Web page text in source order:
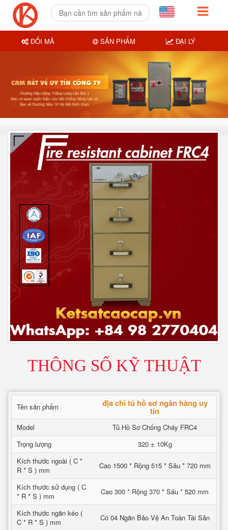
THÔNG SỐ KỸ THUẬT
Tên sản phẩm địa chỉ tủ hồ sơ ngân hàng uy
tín
Model
Tủ Hồ Sơ Chống Cháy FRC4
Trọng lượng
320 ± 10Kg
Kích thước ngoài ( C *
R * S ) mm
Cao 1500 * Rộng 515 * Sâu * 720 mm
Kích thước sử dụng ( C
* R * S ) mm
Cao 300 * Rộng 370 * Sâu * 520 mm
Kích thước ngăn kéo (
C * R * S ) mm
Có 04 Ngăn Bảo Vệ An Toàn Tài Sản
ĐỔI MÃ SẢN PHẨM ĐẠI LÝ